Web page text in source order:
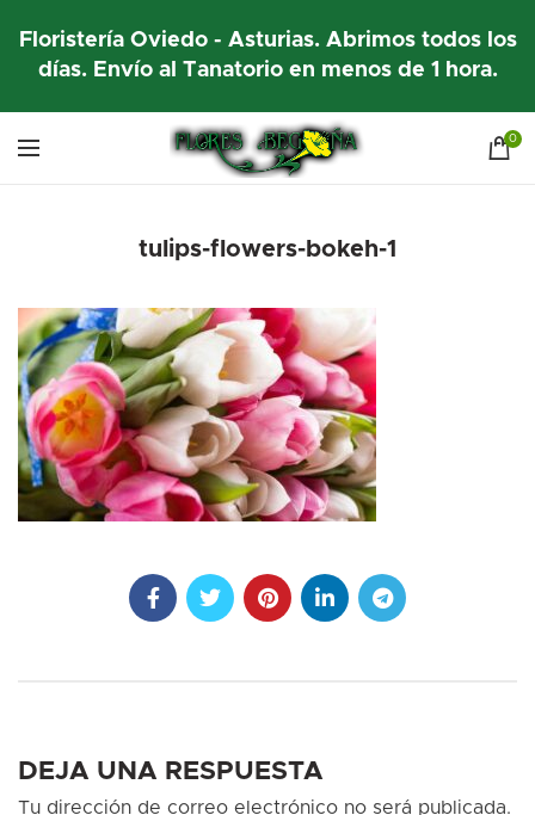
Floristería Oviedo - Asturias. Abrimos todos los
días. Envío al Tanatorio en menos de 1 hora.
0
tulips-flowers-bokeh-1
DEJA UNA RESPUESTA
Tu dirección de correo electrónico no será publicada.